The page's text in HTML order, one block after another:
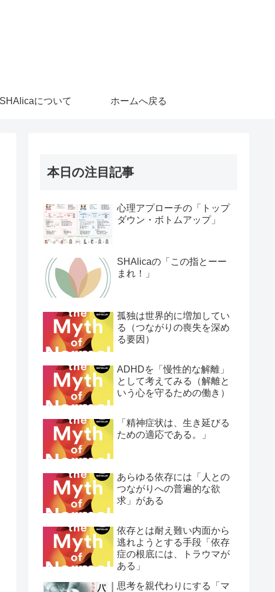
SHAlicaについて ホームへ戻る
本日の注目記事
心理アプローチの「トップ
ダウン・ボトムアップ」
SHAlicaの「この指とーー
まれ！」
孤独は世界的に増加してい
る（つながりの喪失を深め
る要因）
ADHDを「慢性的な解離」
として考えてみる（解離と
いう心を守るための働き）
「精神症状は、生き延びる
ための適応である。」
あらゆる依存には「人との
つながりへの普遍的な欲
求」がある
依存とは耐え難い内面から
逃れようとする手段「依存
症の根底には、トラウマが
ある」
思考を親代わりにする「マ